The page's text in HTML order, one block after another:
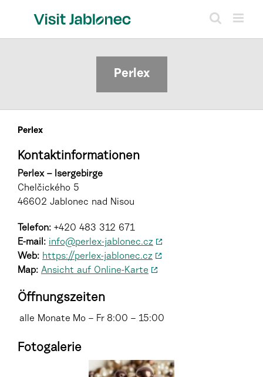
Perlex
Perlex
Kontaktinformationen
Perlex – Isergebirge
Chelčického 5
46602 Jablonec nad Nisou
Telefon: +420 483 312 671
E-mail: info@perlex-jablonec.cz
Web: https://perlex-jablonec.cz
Map: Ansicht auf Online-Karte
Öffnungszeiten
alle Monate Mo – Fr 8:00 – 15:00
Fotogalerie